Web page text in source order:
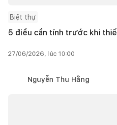
Biệt thự
5 điều cần tính trước khi
27/06/2026, lúc 10:00
Nguyễn Thu Hằng